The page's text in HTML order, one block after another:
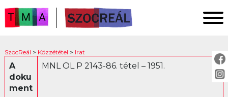
FŐOLDAL
KUTATÁS
KÖZZÉTÉTEL
SzocReál > Közzététel > Irat
A
doku
ment
MNL OL P 2143-86. tétel – 1951.